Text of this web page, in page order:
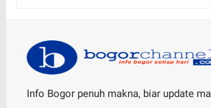
Info Bogor penuh makna, biar update